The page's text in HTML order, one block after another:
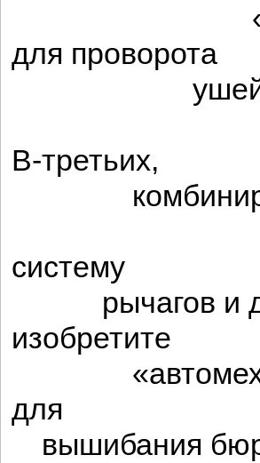
для проворота
В-третьих,
мало-
систему
рычагов и
изобретите
для
вышибания